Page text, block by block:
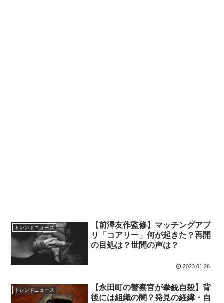
トレンドニュース
【前澤友作監修】マッチングアプ
リ「コアリー」何が起きた？再開
の目処は？世間の声は？
2023.01.28
トレンドニュース
【永田町の警察官が拳銃自殺】背
後には組織の闇？発見の経緯・自